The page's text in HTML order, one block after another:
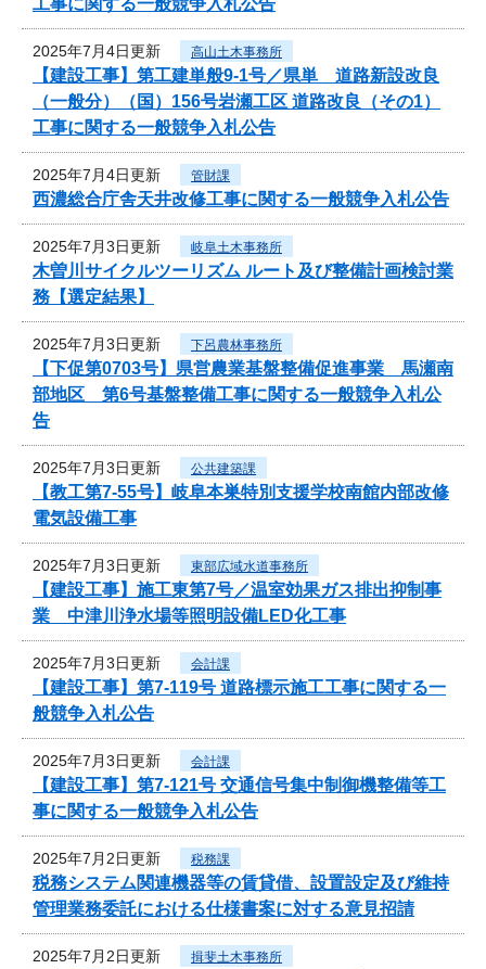
2025年7月4日更新 高山土木事務所
【建設工事】第工建単般9-1号／県単 道路新設改良
（一般分）（国）156号岩瀬工区 道路改良（その1）
工事に関する一般競争入札公告
2025年7月4日更新 管財課
西濃総合庁舎天井改修工事に関する一般競争入札公告
2025年7月3日更新 岐阜土木事務所
木曽川サイクルツーリズム ルート及び整備計画検討業
務【選定結果】
2025年7月3日更新 下呂農林事務所
【下促第0703号】県営農業基盤整備促進事業 馬瀬南
部地区 第6号基盤整備工事に関する一般競争入札公
告
2025年7月3日更新 公共建築課
【教工第7-55号】岐阜本巣特別支援学校南館内部改修
電気設備工事
2025年7月3日更新 東部広域水道事務所
【建設工事】施工東第7号／温室効果ガス排出抑制事
業 中津川浄水場等照明設備LED化工事
2025年7月3日更新 会計課
【建設工事】第7-119号 道路標示施工工事に関する一
般競争入札公告
2025年7月3日更新 会計課
【建設工事】第7-121号 交通信号集中制御機整備等工
事に関する一般競争入札公告
2025年7月2日更新 税務課
税務システム関連機器等の賃貸借、設置設定及び維持
管理業務委託における仕様書案に対する意見招請
2025年7月2日更新 揖斐土木事務所